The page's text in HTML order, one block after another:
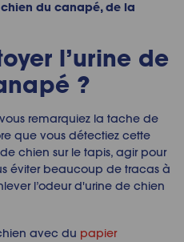
du canapé, de la
l’urine de
?
remarquiez la tache de
que vous détectiez cette
chien sur le tapis, agir pour
éviter beaucoup de tracas à
l’odeur d'urine de chien
avec du papier